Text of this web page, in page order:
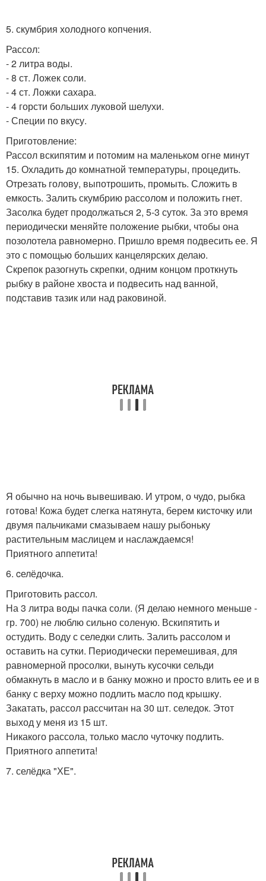
5. скумбрия холодного копчения.
Рассол:
- 2 литра воды.
- 8 ст. Ложек соли.
- 4 ст. Ложки сахара.
- 4 горсти больших луковой шелухи.
- Специи по вкусу.
Приготовление:
Рассол вскипятим и потомим на маленьком огне минут
15. Охладить до комнатной температуры, процедить.
Отрезать голову, выпотрошить, промыть. Сложить в
емкость. Залить скумбрию рассолом и положить гнет.
Засолка будет продолжаться 2, 5-3 суток. За это время
периодически меняйте положение рыбки, чтобы она
позолотела равномерно. Пришло время подвесить ее. Я
это с помощью больших канцелярских делаю.
Скрепок разогнуть скрепки, одним концом проткнуть
рыбку в районе хвоста и подвесить над ванной,
подставив тазик или над раковиной.
Я обычно на ночь вывешиваю. И утром, о чудо, рыбка
готова! Кожа будет слегка натянута, берем кисточку или
двумя пальчиками смазываем нашу рыбоньку
растительным маслицем и наслаждаемся!
Приятного аппетита!
6. cелёдочка.
Приготовить рассол.
На 3 литра воды пачка соли. (Я делаю немного меньше -
гр. 700) не люблю сильно соленую. Вскипятить и
остудить. Воду с селедки слить. Залить рассолом и
оставить на сутки. Периодически перемешивая, для
равномерной просолки, вынуть кусочки сельди
обмакнуть в масло и в банку можно и просто влить ее и в
банку с верху можно подлить масло под крышку.
Закатать, рассол рассчитан на 30 шт. селедок. Этот
выход у меня из 15 шт.
Никакого рассола, только масло чуточку подлить.
Приятного аппетита!
7. селёдка "ХЕ".